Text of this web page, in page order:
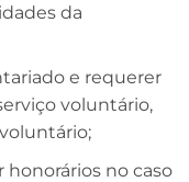
da
e requerer
voluntário,
no caso